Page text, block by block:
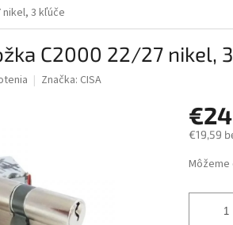
3 kľúče
C2000 22/27 nikel,
Značka: CISA
€19,59
cena: